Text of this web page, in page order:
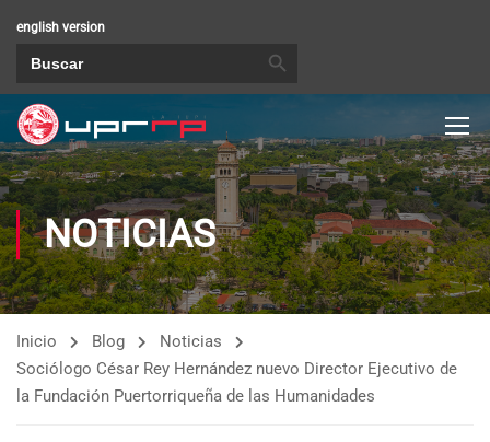
english version
NOTICIAS
Inicio Blog
Noticias
Sociólogo César Rey Hernández nuevo Director Ejecutivo de
la Fundación Puertorriqueña de las Humanidades